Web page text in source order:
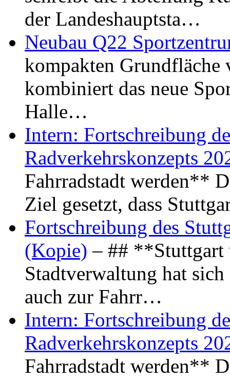
der Landeshauptsta…
Neubau Q22
kompakten Grundfläche
kombiniert das neue
Halle…
Intern: Fortschreibung
Radverkehrskonzepts
Fahrradstadt werden**
Ziel gesetzt, dass
Fortschreibung des
(Kopie) – ## **Stuttgart
Stadtverwaltung hat
auch zur Fahrr…
Intern: Fortschreibung
Radverkehrskonzepts
Fahrradstadt werden**